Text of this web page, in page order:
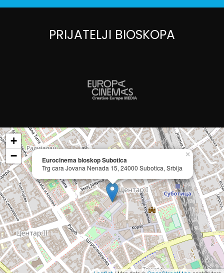
PRIJATELJI BIOSKOPA
Eurocinema bioskop Subotica
Trg cara Jovana Nenada 15, 24000 Subotica, Srbija
×
+
−